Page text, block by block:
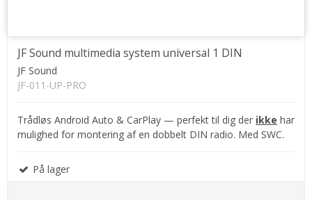
JF Sound multimedia system universal 1 DIN
JF Sound
JF-011-UP-PRO
Trådløs Android Auto & CarPlay — perfekt til dig der ikke har
mulighed for montering af en dobbelt DIN radio. Med SWC.
På lager